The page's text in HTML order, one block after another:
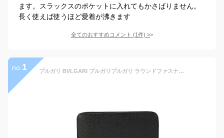
ます。スラックスのポケットに入れてもかさばりません。
長く使えば使うほど愛着が沸きます
全てのおすすめコメント (1件) >
no. 1 ブルガリ BVLGARI ブルガリブルガリ ラウンドファスナー長財布 36933 ブラック 黒 BLACK ロングウォレット レディース メンズ クリスマスプレゼント ギフト 新生活